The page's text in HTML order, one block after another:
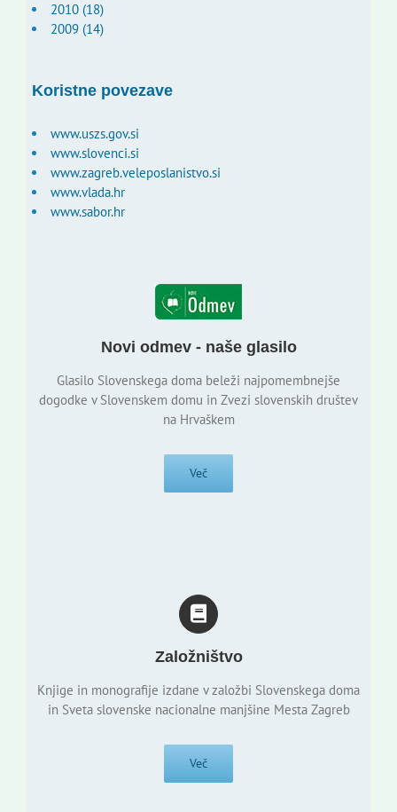
2010 (18)
2009 (14)
Koristne povezave
www.uszs.gov.si
www.slovenci.si
www.zagreb.veleposlanistvo.si
www.vlada.hr
www.sabor.hr
Novi odmev - naše glasilo
Glasilo Slovenskega doma beleži najpomembnejše
dogodke v Slovenskem domu in Zvezi slovenskih društev
na Hrvaškem
Več
Založništvo
Knjige in monografije izdane v založbi Slovenskega doma
in Sveta slovenske nacionalne manjšine Mesta Zagreb
Več